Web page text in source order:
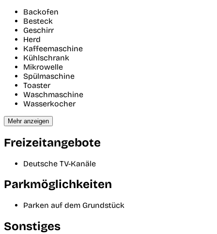
Backofen
Besteck
Geschirr
Herd
Kaffeemaschine
Kühlschrank
Mikrowelle
Spülmaschine
Toaster
Waschmaschine
Wasserkocher
Mehr anzeigen
Freizeitangebote
Deutsche TV-Kanäle
Parkmöglichkeiten
Parken auf dem Grundstück
Sonstiges